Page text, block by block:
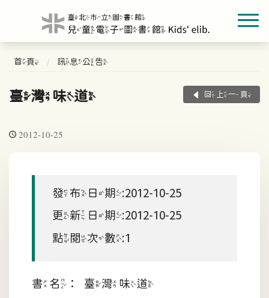
首頁 訊息公告
臺灣味道 回上一頁
2012-10-25
發布日期:2012-10-25
更新日期:2012-10-25
點閱次數:1
書名：臺灣味道